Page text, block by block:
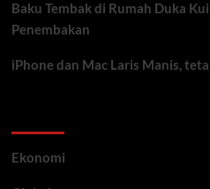
Baku Tembak di Rumah Duka
Penembakan
iPhone dan Mac Laris Manis,
Ekonomi